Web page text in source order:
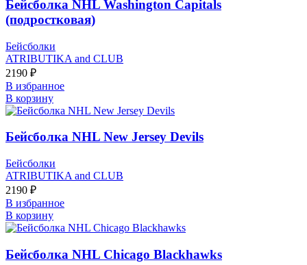
Бейсболка NHL Washington Capitals
(подростковая)
Бейсболки
ATRIBUTIKA and CLUB
2190 ₽
В избранное
В корзину
Бейсболка NHL New Jersey Devils
Бейсболки
ATRIBUTIKA and CLUB
2190 ₽
В избранное
В корзину
Бейсболка NHL Chicago Blackhawks